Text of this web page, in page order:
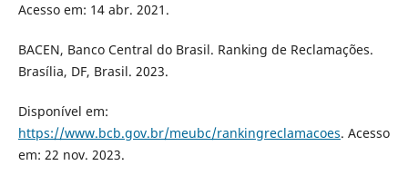
Acesso em: 14 abr. 2021.
BACEN, Banco Central do Brasil. Ranking de Reclamações.
Brasília, DF, Brasil. 2023.
Disponível em:
https://www.bcb.gov.br/meubc/rankingreclamacoes. Acesso
em: 22 nov. 2023.